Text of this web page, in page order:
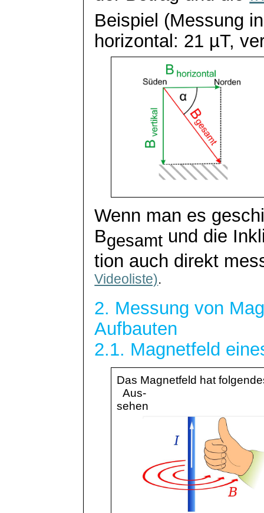
Beispiel (Messung
horizontal: 21 µT,
Wenn man es
Bgesamt und die
tion auch direkt
Videoliste).
2. Messung von
Aufbauten
2.1. Magnetfeld
Das Magnetfeld hat
Aus-
sehen